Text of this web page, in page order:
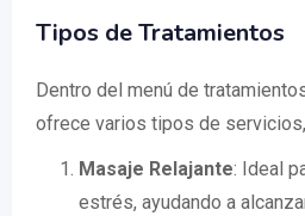
Tipos de Tratamientos
Dentro del menú de
ofrece varios tipos de
Masaje Relajante: Ideal
estrés, ayudando a